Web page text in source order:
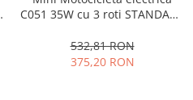
C051 35W cu 3 roti STANDARD
532,81 RON
375,20 RON